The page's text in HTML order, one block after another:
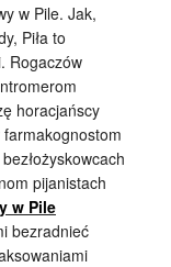
w Pile. Jak,
Piła to
Rogaczów
horacjańscy
farmakognostom
pijanistach
w Pile
bezradnieć